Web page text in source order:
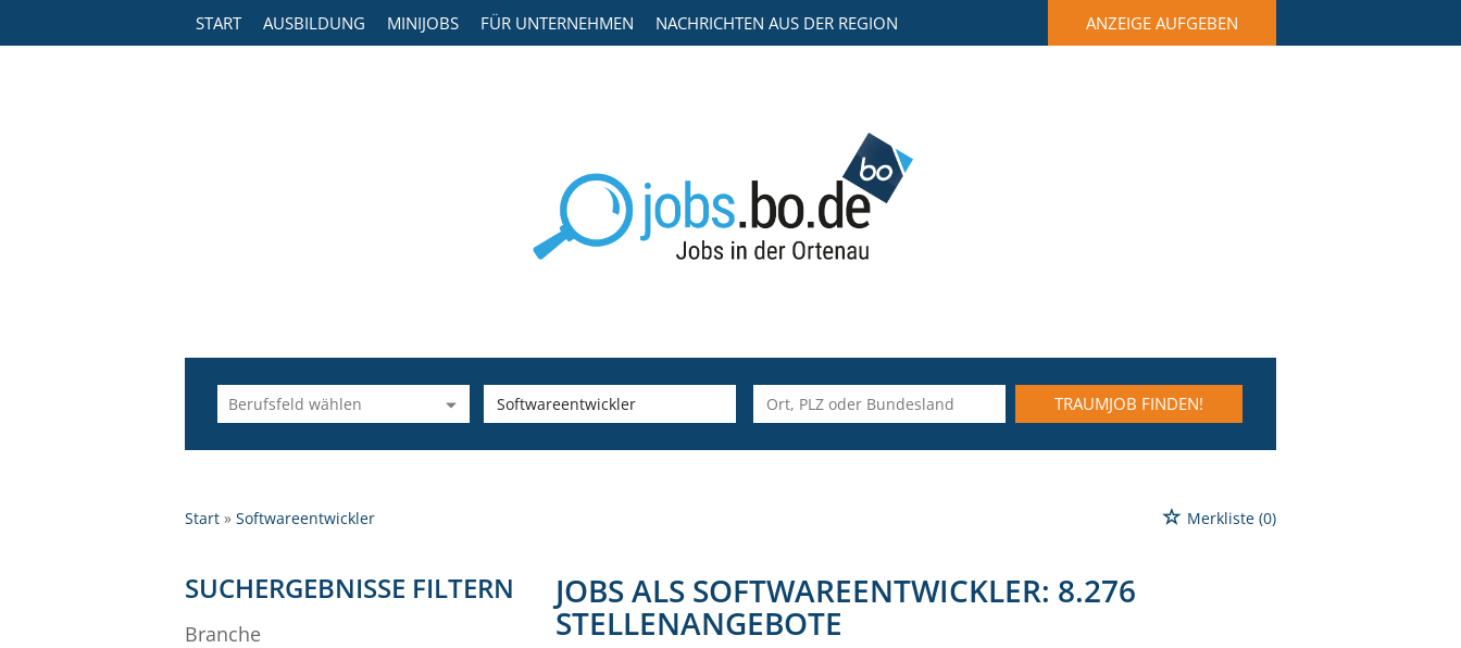
START AUSBILDUNG MINIJOBS FÜR UNTERNEHMEN NACHRICHTEN AUS DER REGION ANZEIGE AUFGEBEN
TRAUMJOB FINDEN!
Start Softwareentwickler Merkliste (0)
SUCHERGEBNISSE FILTERN
Branche
JOBS ALS SOFTWAREENTWICKLER: 8.276
STELLENANGEBOTE